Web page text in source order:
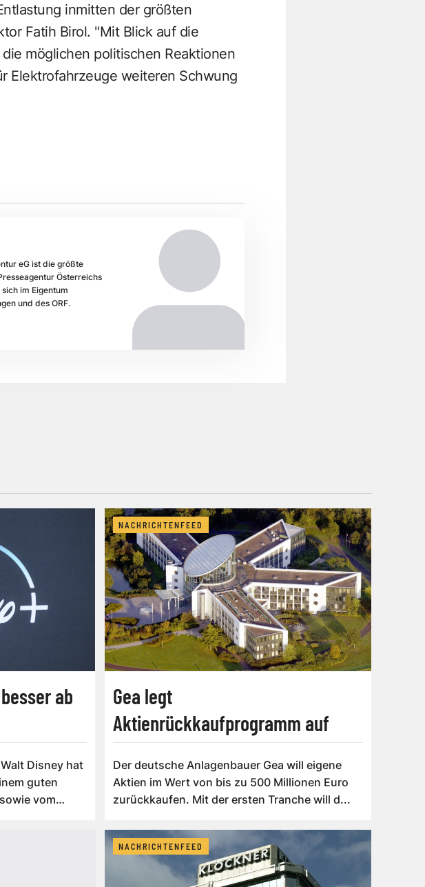
inmitten der größten
Fatih Birol. "Mit Blick auf die
möglichen politischen Reaktionen
Elektrofahrzeuge weiteren Schwung
eG ist die größte
Österreichs
im Eigentum
und des ORF.
ab
Disney hat
guten
vom
NACHRICHTENFEED
Gea legt
Aktienrückkaufprogramm auf
Der deutsche Anlagenbauer Gea will eigene
Aktien im Wert von bis zu 500 Millionen Euro
zurückkaufen. Mit der ersten Tranche will d...
NACHRICHTENFEED